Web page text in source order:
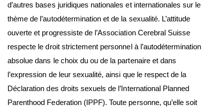
d’autres bases juridiques nationales et internationales sur le
thème de l’autodétermination et de la sexualité. L’attitude
ouverte et progressiste de l’Association Cerebral Suisse
respecte le droit strictement personnel à l’autodétermination
absolue dans le choix du ou de la partenaire et dans
l’expression de leur sexualité, ainsi que le respect de la
Déclaration des droits sexuels de l’International Planned
Parenthood Federation (IPPF). Toute personne, qu’elle soit